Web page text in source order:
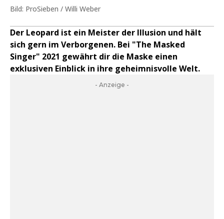
Bild: ProSieben / Willi Weber
Der Leopard ist ein Meister der Illusion und hält
sich gern im Verborgenen. Bei "The Masked
Singer" 2021 gewährt dir die Maske einen
exklusiven Einblick in ihre geheimnisvolle Welt.
- Anzeige -